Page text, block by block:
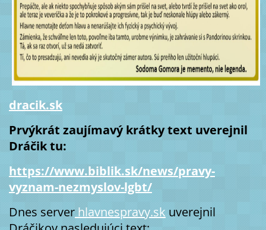
dracik.sk
Prvýkrát zaujímavý krátky text uverejnil
Dráčik tu:
https://www.biblik.sk/news/pravy-
vyznam-nezmyslov-lgbt/
Dnes serverhlavnespravy.sk uverejnil